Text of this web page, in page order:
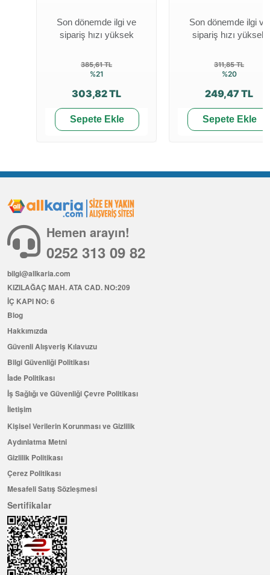
Son dönemde ilgi ve
sipariş hızı yüksek
385,61 TL
%21
303,82 TL
Sepete Ekle
Son dönemde ilgi ve
sipariş hızı yüksek
311,85 TL
%20
249,47 TL
Sepete Ekle
Hemen arayın!
0252 313 09 82
bilgi@allkaria.com
KIZILAĞAÇ MAH. ATA CAD. NO:209
İÇ KAPI NO: 6
Blog
Hakkımızda
Güvenli Alışveriş Kılavuzu
Bilgi Güvenliği Politikası
İade Politikası
İş Sağlığı ve Güvenliği Çevre Politikası
İletişim
Kişisel Verilerin Korunması ve Gizlilik
Aydınlatma Metni
Gizlilik Politikası
Çerez Politikası
Mesafeli Satış Sözleşmesi
Sertifikalar